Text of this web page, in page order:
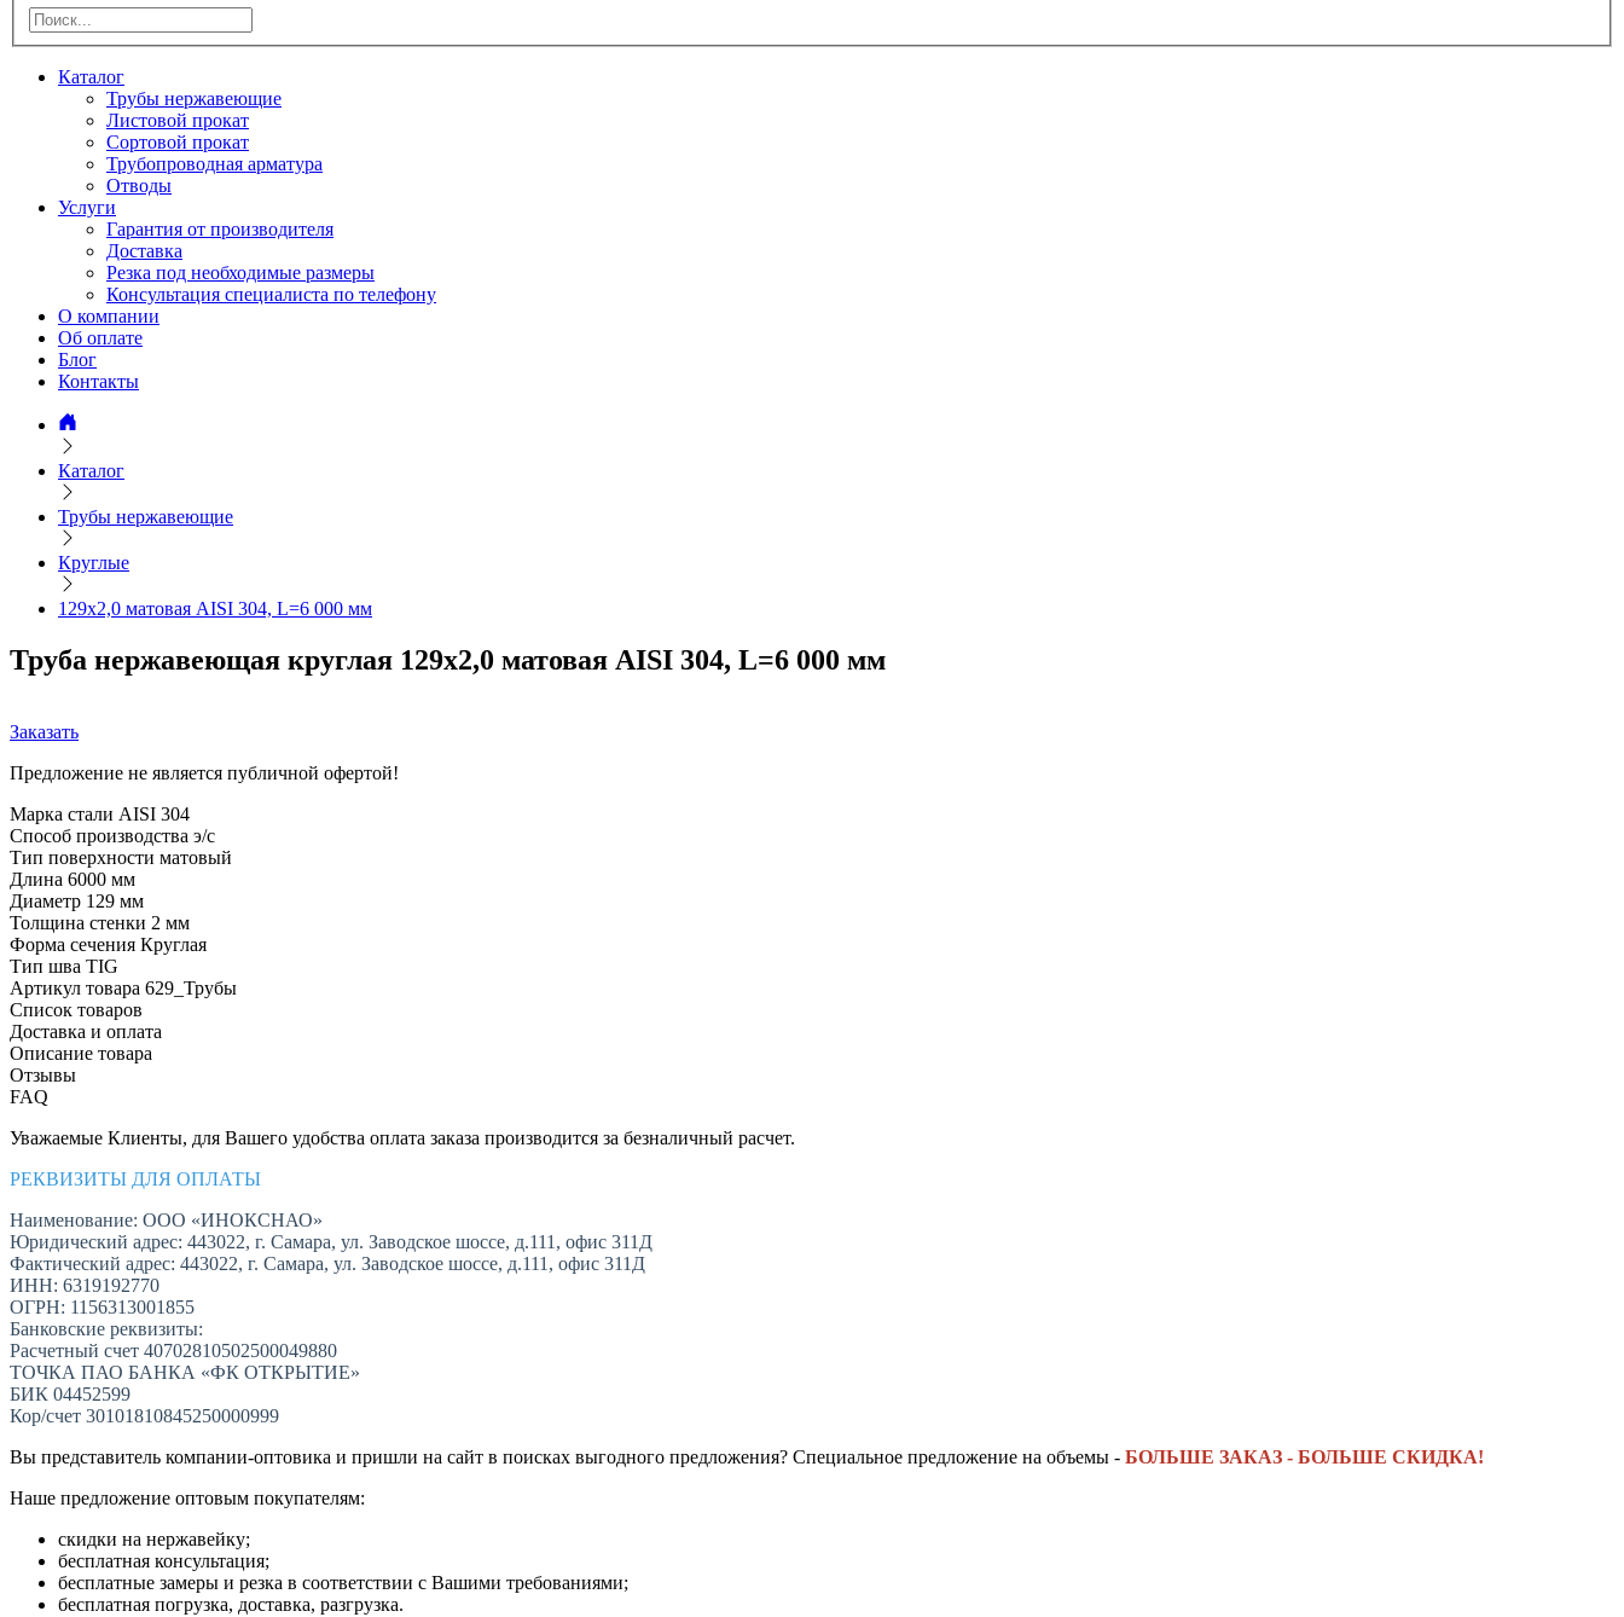
Каталог
Трубы нержавеющие
Листовой прокат
Сортовой прокат
Трубопроводная арматура
Отводы
Услуги
Гарантия от производителя
Доставка
Резка под необходимые размеры
Консультация специалиста по телефону
О компании
Об оплате
Блог
Контакты
Каталог
Трубы нержавеющие
Круглые
129х2,0 матовая AISI 304, L=6 000 мм
Труба нержавеющая круглая 129х2,0 матовая AISI 304, L=6 000 мм
Заказать
Предложение не является публичной офертой!
Марка стали AISI 304
Способ производства э/с
Тип поверхности матовый
Длина 6000 мм
Диаметр 129 мм
Толщина стенки 2 мм
Форма сечения Круглая
Тип шва TIG
Артикул товара 629_Трубы
Список товаров
Доставка и оплата
Описание товара
Отзывы
FAQ
Уважаемые Клиенты, для Вашего удобства оплата заказа производится за безналичный расчет.
РЕКВИЗИТЫ ДЛЯ ОПЛАТЫ
Наименование: ООО «ИНОКСНАО»
Юридический адрес: 443022, г. Самара, ул. Заводское шоссе, д.111, офис 311Д
Фактический адрес: 443022, г. Самара, ул. Заводское шоссе, д.111, офис 311Д
ИНН: 6319192770
ОГРН: 1156313001855
Банковские реквизиты:
Расчетный счет 40702810502500049880
ТОЧКА ПАО БАНКА «ФК ОТКРЫТИЕ»
БИК 04452599
Кор/счет 30101810845250000999
Вы представитель компании-оптовика и пришли на сайт в поисках выгодного предложения? Специальное предложение на объемы - БОЛЬШЕ ЗАКАЗ - БОЛЬШЕ СКИДКА!
Наше предложение оптовым покупателям:
скидки на нержавейку;
бесплатная консультация;
бесплатные замеры и резка в соответствии с Вашими требованиями;
бесплатная погрузка, доставка, разгрузка.